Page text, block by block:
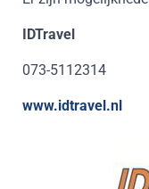
IDTravel
073-
www.idtravel.nl